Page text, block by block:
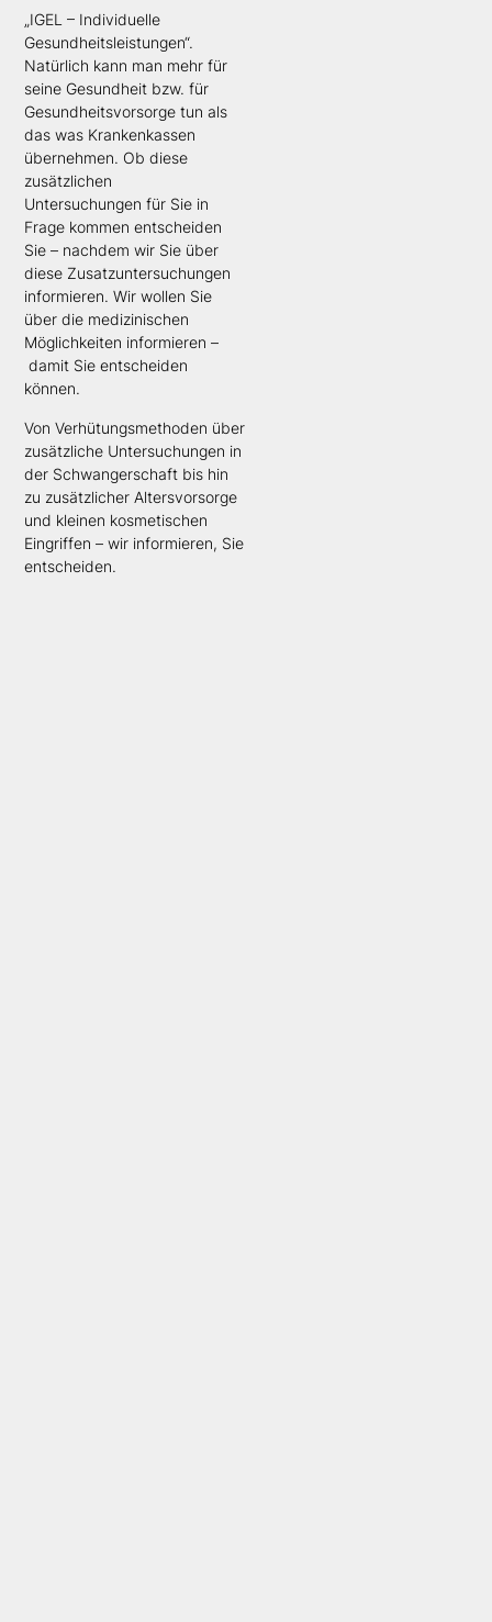
„IGEL – Individuelle
Gesundheitsleistungen“.
Natürlich kann man mehr für
seine Gesundheit bzw. für
Gesundheitsvorsorge tun als
das was Krankenkassen
übernehmen. Ob diese
zusätzlichen
Untersuchungenfür Sie in
Frage kommen entscheiden
Sie – nachdem wir Sie über
diese Zusatzuntersuchungen
informieren. Wir wollen Sie
über die medizinischen
Möglichkeiten informieren –
damit Sie entscheiden
können.
Von Verhütungsmethoden über
zusätzliche Untersuchungen in
der Schwangerschaft bis hin
zu zusätzlicher Altersvorsorge
und kleinen kosmetischen
Eingriffen – wir informieren, Sie
entscheiden.